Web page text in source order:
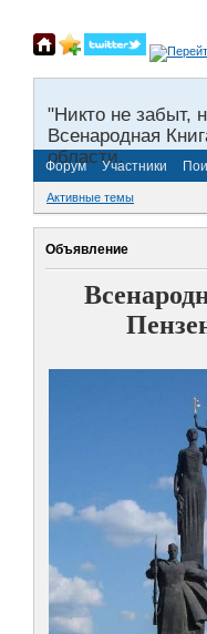
"Никто не забыт,
Всенародная
области.
Форум Участники
Активные темы
Объявление